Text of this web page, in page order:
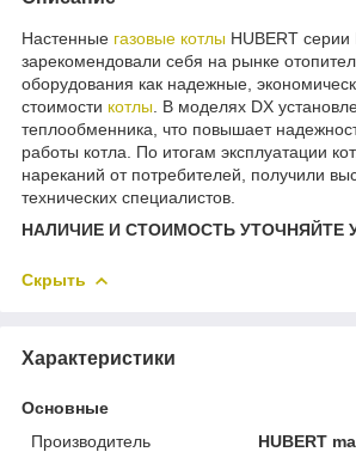
Настенные газовые котлы HUBERT серии
зарекомендовали себя на рынке
оборудования как надежные,
стоимости котлы . В моделях DX
теплообменника, что повышает
работы котла. По итогам эксплуатации
нареканий от потребителей, получили
технических специалистов.
НАЛИЧИЕ И СТОИМОСТЬ УТОЧНЯЙТЕ
Скрыть
Характеристики
Основные
Производитель
HUBERT